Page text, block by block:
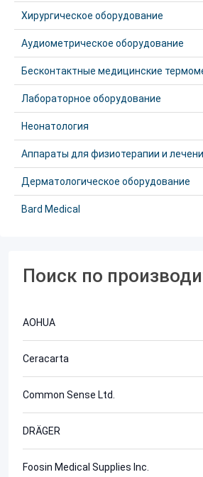
Хирургическое оборудование
Аудиометрическое оборудование
Бесконтактные медицинские
Лабораторное оборудование
Неонатология
Аппараты для физиотерапии и
Дерматологическое оборудование
Bard Medical
Поиск по
AOHUA
Ceracarta
Common Sense Ltd.
DRÄGER
Foosin Medical Supplies Inc.